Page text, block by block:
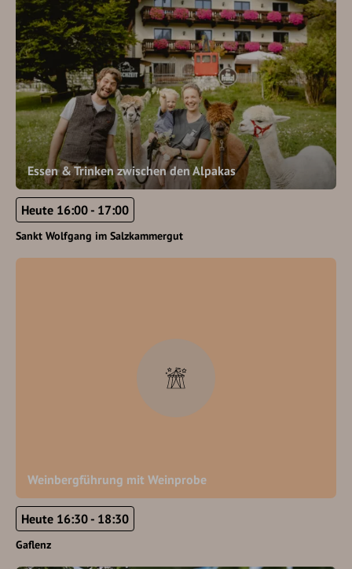
Essen & Trinken zwischen den Alpakas
Heute 16:00 - 17:00
Sankt Wolfgang im Salzkammergut
Weinbergführung mit Weinprobe
Heute 16:30 - 18:30
Gaflenz